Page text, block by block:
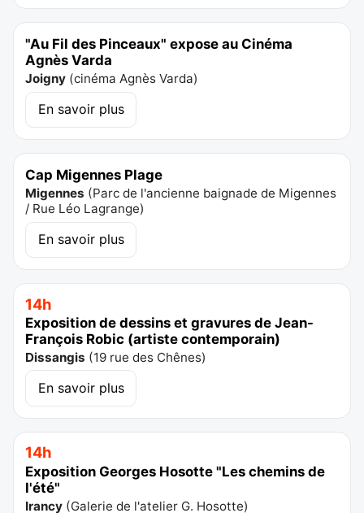
"Au Fil des Pinceaux" expose au Cinéma
Agnès Varda
Joigny (cinéma Agnès Varda)
En savoir plus
Cap Migennes Plage
Migennes (Parc de l'ancienne baignade de Migennes
/ Rue Léo Lagrange)
En savoir plus
14h
Exposition de dessins et gravures de Jean-
François Robic (artiste contemporain)
Dissangis (19 rue des Chênes)
En savoir plus
14h
Exposition Georges Hosotte "Les chemins de
l'été"
Irancy (Galerie de l'atelier G. Hosotte)